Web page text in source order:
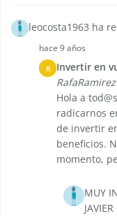
leocosta1963 ha
hace 9 años
R Invertir en
RafaRamirez
Hola a
radicarnos
de invertir
beneficios.
momento,
MUY